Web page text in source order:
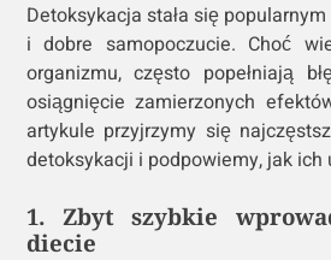
Detoksykacja stała się
i dobre samopoczucie. Choć
organizmu, często popełniają
osiągnięcie zamierzonych
artykule przyjrzymy się
detoksykacji i podpowiemy, jak ich
1. Zbyt szybkie
diecie